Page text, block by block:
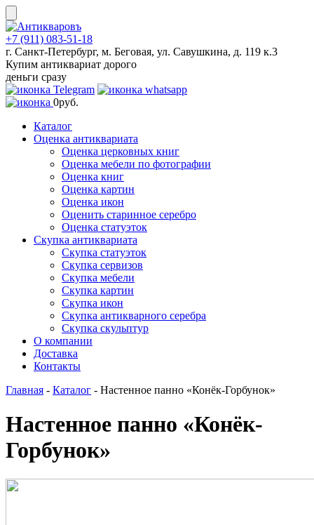
Skip
to
content
+7 (911) 083-51-18
г. Санкт-Петербург, м. Беговая, ул. Савушкина, д. 119 к.3
Купим антиквариат дорого
деньги сразу
0руб.
Каталог
Оценка антиквариата
Оценка церковных книг
Оценка мебели по фотографии
Оценка книг
Оценка картин
Оценка икон
Оценить старинное серебро
Оценка статуэток
Скупка антиквариата
Скупка статуэток
Скупка сервизов
Скупка мебели
Скупка картин
Скупка икон
Скупка антикварного серебра
Скупка скульптур
О компании
Доставка
Контакты
Главная - Каталог - Настенное панно «Конёк-Горбунок»
Настенное панно «Конёк-
Горбунок»